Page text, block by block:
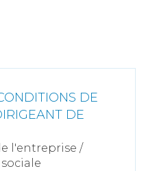
DE
DE
l'entreprise /